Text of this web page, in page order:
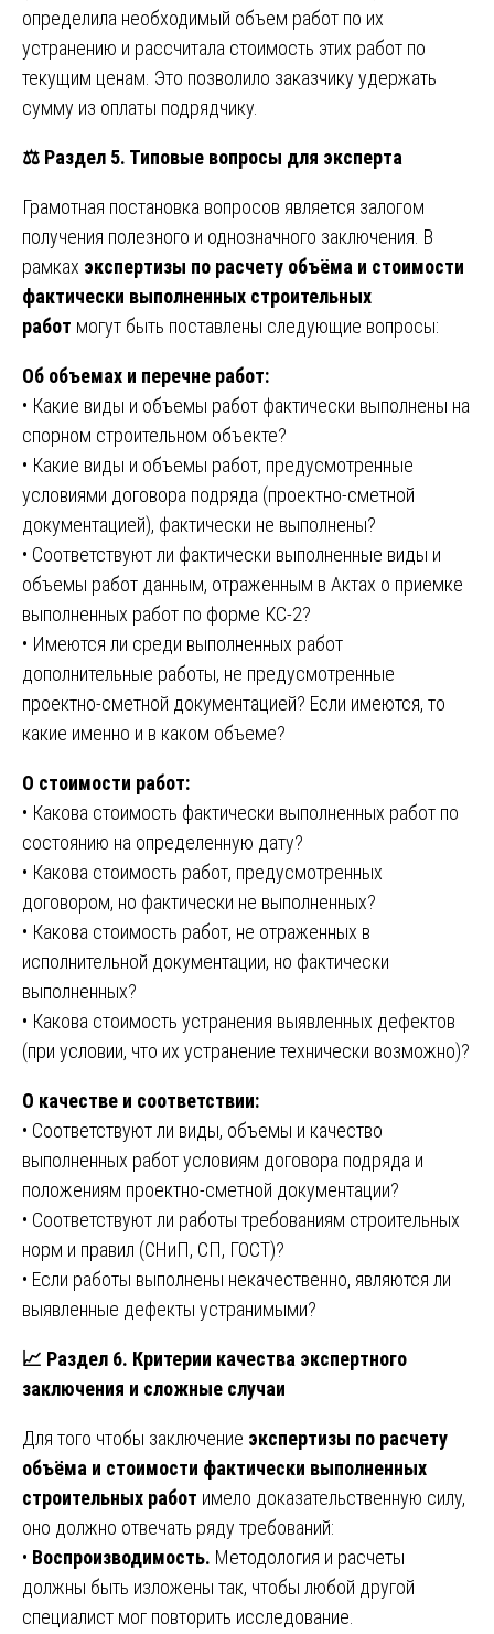
определила необходимый объем работ по их
устранению и рассчитала стоимость этих работ по
текущим ценам. Это позволило заказчику удержать
сумму из оплаты подрядчику.
⚖️ Раздел 5. Типовые вопросы для эксперта
Грамотная постановка вопросов является залогом
получения полезного и однозначного заключения. В
рамках экспертизы по расчету объёма и стоимости
фактически выполненных строительных
работ могут быть поставлены следующие вопросы:
Об объемах и перечне работ:
• Какие виды и объемы работ фактически выполнены на
спорном строительном объекте?
• Какие виды и объемы работ, предусмотренные
условиями договора подряда (проектно-сметной
документацией), фактически не выполнены?
• Соответствуют ли фактически выполненные виды и
объемы работ данным, отраженным в Актах о приемке
выполненных работ по форме КС-2?
• Имеются ли среди выполненных работ
дополнительные работы, не предусмотренные
проектно-сметной документацией? Если имеются, то
какие именно и в каком объеме?
О стоимости работ:
• Какова стоимость фактически выполненных работ по
состоянию на определенную дату?
• Какова стоимость работ, предусмотренных
договором, но фактически не выполненных?
• Какова стоимость работ, не отраженных в
исполнительной документации, но фактически
выполненных?
• Какова стоимость устранения выявленных дефектов
(при условии, что их устранение технически возможно)?
О качестве и соответствии:
• Соответствуют ли виды, объемы и качество
выполненных работ условиям договора подряда и
положениям проектно-сметной документации?
• Соответствуют ли работы требованиям строительных
норм и правил (СНиП, СП, ГОСТ)?
• Если работы выполнены некачественно, являются ли
выявленные дефекты устранимыми?
📈 Раздел 6. Критерии качества экспертного
заключения и сложные случаи
Для того чтобы заключение экспертизы по расчету
объёма и стоимости фактически выполненных
строительных работ имело доказательственную силу,
оно должно отвечать ряду требований:
• Воспроизводимость. Методология и расчеты
должны быть изложены так, чтобы любой другой
специалист мог повторить исследование.